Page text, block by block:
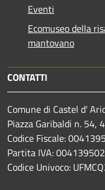
Eventi
Ecomuseo della
mantovano
CONTATTI
Comune di Castel d'
Piazza Garibaldi n. 54,
Codice Fiscale:
Partita IVA:
Codice Univoco: